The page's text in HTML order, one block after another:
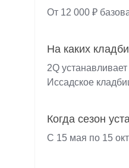
От 12 000 ₽
На каких
2Q
Иссадское
Когда сезон
С 15 мая по 15